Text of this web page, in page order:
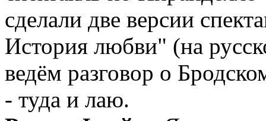
сделали две версии
История любви" (на
ведём разговор о
- туда и лаю.